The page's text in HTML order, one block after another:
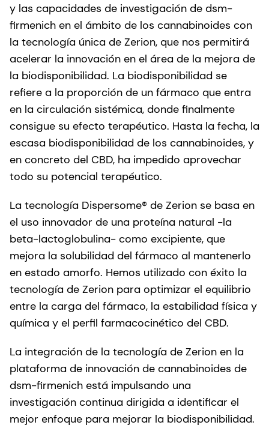
y las capacidades de investigación de dsm-
firmenich en el ámbito de los cannabinoides con
la tecnología única de Zerion, que nos permitirá
acelerar la innovación en el área de la mejora de
la biodisponibilidad. La biodisponibilidad se
refiere a la proporción de un fármaco que entra
en la circulación sistémica, donde finalmente
consigue su efecto terapéutico. Hasta la fecha, la
escasa biodisponibilidad de los cannabinoides, y
en concreto del CBD, ha impedido aprovechar
todo su potencial terapéutico.
La tecnología Dispersome® de Zerion se basa en
el uso innovador de una proteína natural -la
beta-lactoglobulina- como excipiente, que
mejora la solubilidad del fármaco al mantenerlo
en estado amorfo. Hemos utilizado con éxito la
tecnología de Zerion para optimizar el equilibrio
entre la carga del fármaco, la estabilidad física y
química y el perfil farmacocinético del CBD.
La integración de la tecnología de Zerion en la
plataforma de innovación de cannabinoides de
dsm-firmenich está impulsando una
investigación continua dirigida a identificar el
mejor enfoque para mejorar la biodisponibilidad.